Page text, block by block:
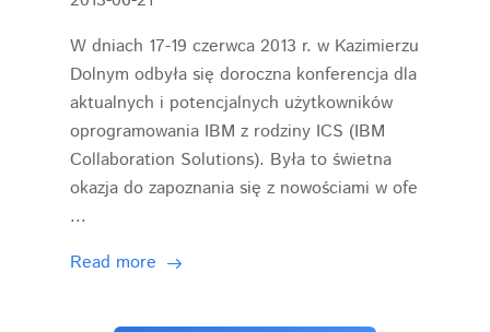
W dniach 17-19 czerwca 2013 r. w Kazimierzu
Dolnym odbyła się doroczna konferencja dla
aktualnych i potencjalnych użytkowników
oprogramowania IBM z rodziny ICS (IBM
Collaboration Solutions). Była to świetna
okazja do zapoznania się z nowościami w ofe
...
Read more